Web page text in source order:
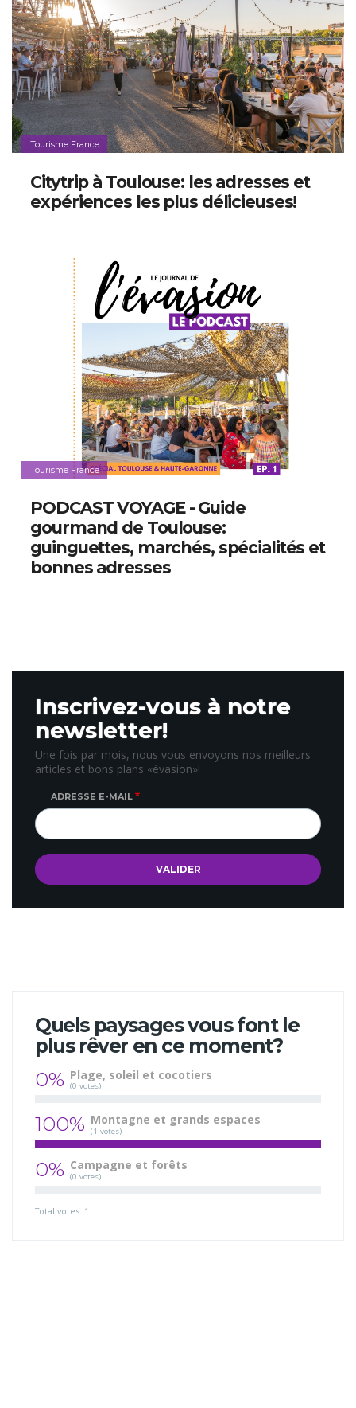
Tourisme France
Citytrip à Toulouse: les adresses et
expériences les plus délicieuses!
Tourisme France
PODCAST VOYAGE - Guide
gourmand de Toulouse:
guinguettes, marchés, spécialités et
bonnes adresses
Inscrivez-vous à notre
newsletter!
Une fois par mois, nous vous envoyons nos meilleurs
articles et bons plans «évasion»!
ADRESSE E-MAIL
Quels paysages vous font le
plus rêver en ce moment?
0% Plage, soleil et cocotiers
(0 votes)
100% Montagne et grands espaces
(1 votes)
0% Campagne et forêts
(0 votes)
Total votes: 1